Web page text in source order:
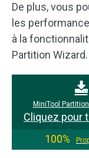
De plus, vous
les
à la
Partition Wizard.
MiniTool
Cliquez pour
100%